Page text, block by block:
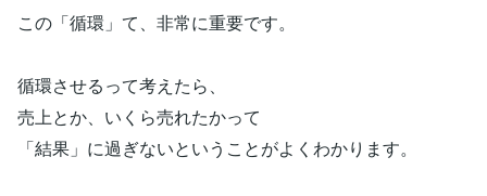
この「循環」て、非常に重要です。
循環させるって考えたら、
売上とか、いくら売れたかって
「結果」に過ぎないということがよくわかります。